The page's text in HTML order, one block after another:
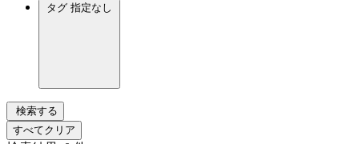
タグ 指定なし
検索する
すべてクリア